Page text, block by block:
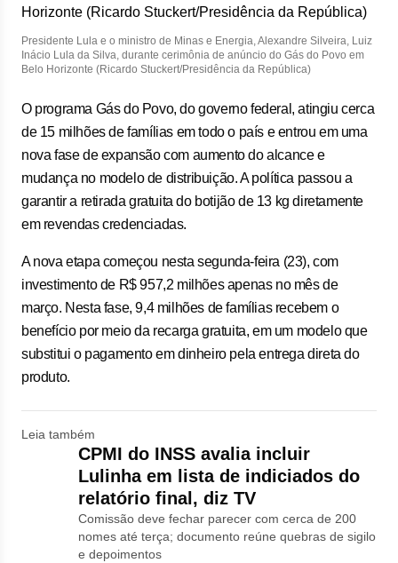
Presidente Lula e o ministro de Minas e Energia, Alexandre Silveira, Luiz
Inácio Lula da Silva, durante cerimônia de anúncio do Gás do Povo em
Belo Horizonte (Ricardo Stuckert/Presidência da República)
O programa Gás do Povo, do governo federal, atingiu cerca
de 15 milhões de famílias em todo o país e entrou em uma
nova fase de expansão com aumento do alcance e
mudança no modelo de distribuição. A política passou a
garantir a retirada gratuita do botijão de 13 kg diretamente
em revendas credenciadas.
A nova etapa começou nesta segunda-feira (23), com
investimento de R$ 957,2 milhões apenas no mês de
março. Nesta fase, 9,4 milhões de famílias recebem o
benefício por meio da recarga gratuita, em um modelo que
substitui o pagamento em dinheiro pela entrega direta do
produto.
Leia também
CPMI do INSS avalia incluir
Lulinha em lista de indiciados do
relatório final, diz TV
Comissão deve fechar parecer com cerca de 200
nomes até terça; documento reúne quebras de sigilo
e depoimentos